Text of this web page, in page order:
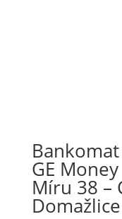
GE
Míru 38 –
Domažlice